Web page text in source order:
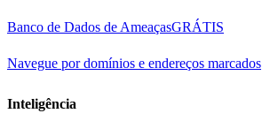
Banco de Dados de AmeaçasGRÁTIS
Navegue por domínios e endereços marcados
Inteligência